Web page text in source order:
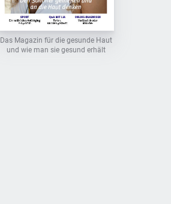
Das Magazin für die gesunde Haut
und wie man sie gesund erhält